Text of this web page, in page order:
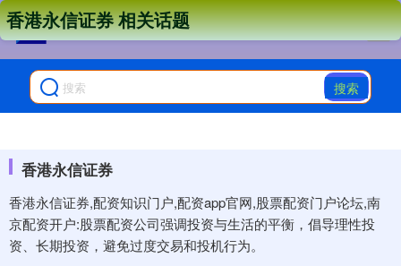
搜索
香港永信证券
香港永信证券,配资知识门户,配资app官网,股票配资门户论坛,南
京配资开户:股票配资公司强调投资与生活的平衡，倡导理性投
资、长期投资，避免过度交易和投机行为。
香港永信证券 相关话题